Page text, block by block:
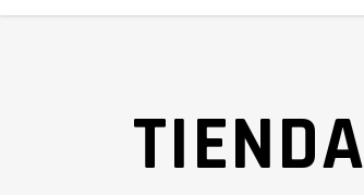
TIENDA